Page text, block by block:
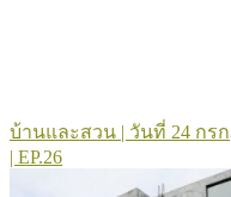
บ้านและสวน | วันที่ 24 กร
| EP.26